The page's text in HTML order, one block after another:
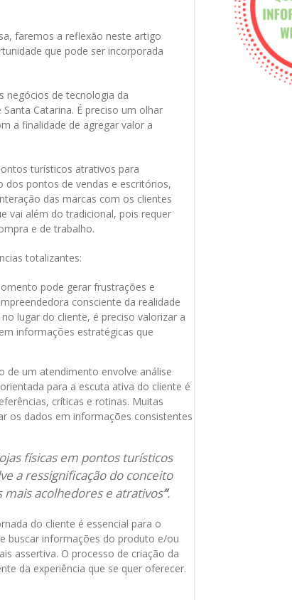
faremos a reflexão neste artigo
que pode ser incorporada
negócios de tecnologia da
Catarina. É preciso um olhar
a finalidade de agregar valor a
turísticos atrativos para
dos pontos de vendas e escritórios,
das marcas com os clientes
vai além do tradicional, pois requer
e de trabalho.
totalizantes:
pode gerar frustrações e
consciente da realidade
lugar do cliente, é preciso valorizar a
informações estratégicas que
de um atendimento envolve análise
para a escuta ativa do cliente é
críticas e rotinas. Muitas
os dados em informações consistentes
físicas em pontos turísticos
a ressignificação do conceito
acolhedores e atrativos”.
do cliente é essencial para o
buscar informações do produto e/ou
assertiva. O processo de criação da
da experiência que se quer oferecer.